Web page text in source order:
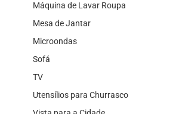
Máquina de Lavar Roupa
Mesa de Jantar
Microondas
Sofá
TV
Utensílios para Churrasco